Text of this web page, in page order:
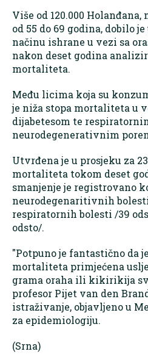
Više od 120.000
od 55 do 69 godina, dobilo
načinu ishrane u vezi sa
nakon deset godina
mortaliteta.
Među licima koja su
je niža stopa mortaliteta u
dijabetesom te
neurodegenerativnim
Utvrđena je u prosjeku za
mortaliteta tokom deset
smanjenje je registrovano
neurodegenaritivnih
respiratornih bolesti /39
odsto/.
"Potpuno je fantastično da
mortaliteta primjećena
grama oraha ili kikirikija
profesor Pijet van den
istraživanje, objavljeno u
za epidemiologiju.
(Srna)